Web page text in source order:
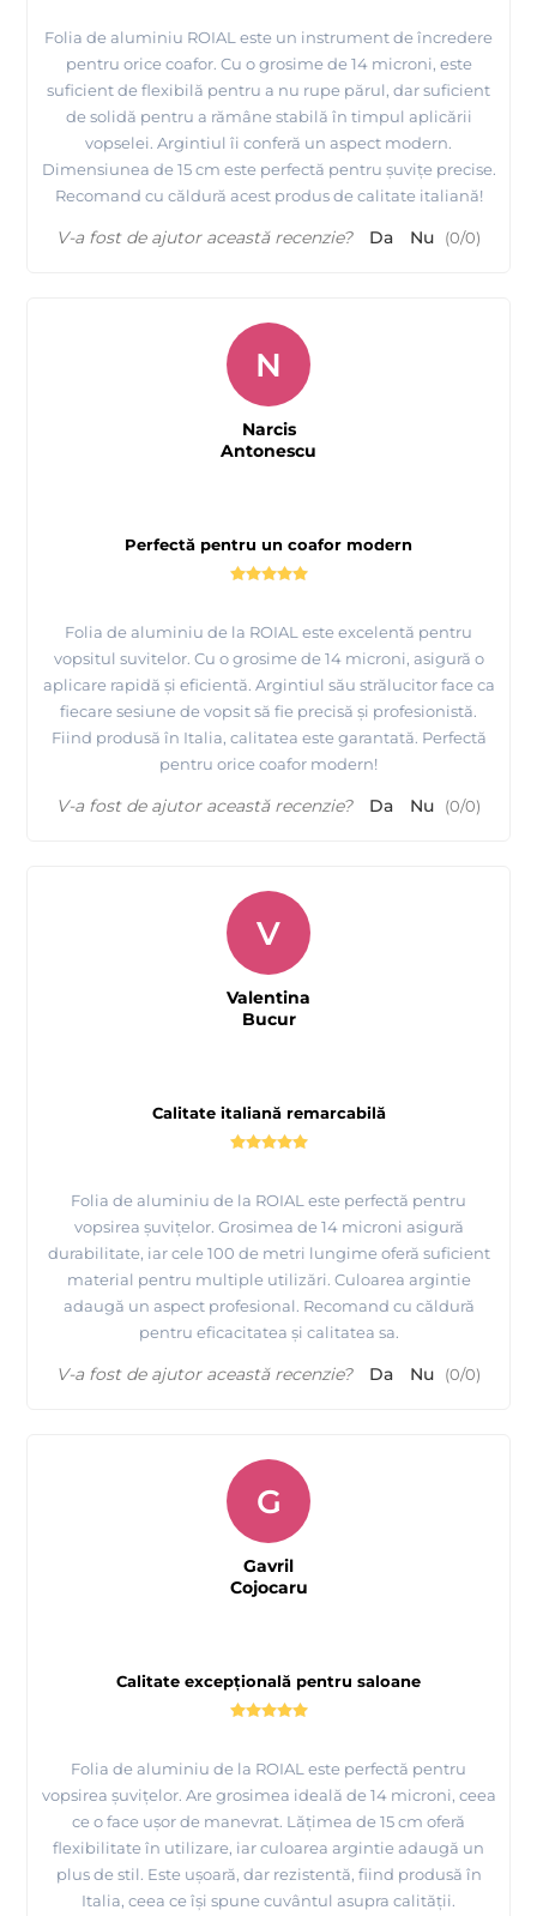
Folia de aluminiu ROIAL este un instrument de încredere
pentru orice coafor. Cu o grosime de 14 microni, este
suficient de flexibilă pentru a nu rupe părul, dar suficient
de solidă pentru a rămâne stabilă în timpul aplicării
vopselei. Argintiul îi conferă un aspect modern.
Dimensiunea de 15 cm este perfectă pentru șuvițe precise.
Recomand cu căldură acest produs de calitate italiană!
V-a fost de ajutor această recenzie? Da Nu (0/0)
Perfectă pentru un coafor modern
Folia de aluminiu de la ROIAL este excelentă pentru
vopsitul suvitelor. Cu o grosime de 14 microni, asigură o
aplicare rapidă și eficientă. Argintiul său strălucitor face ca
fiecare sesiune de vopsit să fie precisă și profesionistă.
Fiind produsă în Italia, calitatea este garantată. Perfectă
pentru orice coafor modern!
N
Narcis
Antonescu
V-a fost de ajutor această recenzie? Da Nu (0/0)
Calitate italiană remarcabilă
Folia de aluminiu de la ROIAL este perfectă pentru
vopsirea șuvițelor. Grosimea de 14 microni asigură
durabilitate, iar cele 100 de metri lungime oferă suficient
material pentru multiple utilizări. Culoarea argintie
adaugă un aspect profesional. Recomand cu căldură
pentru eficacitatea și calitatea sa.
V
Valentina
Bucur
V-a fost de ajutor această recenzie? Da Nu (0/0)
Calitate excepțională pentru saloane
Folia de aluminiu de la ROIAL este perfectă pentru
vopsirea șuvițelor. Are grosimea ideală de 14 microni, ceea
ce o face ușor de manevrat. Lățimea de 15 cm oferă
flexibilitate în utilizare, iar culoarea argintie adaugă un
plus de stil. Este ușoară, dar rezistentă, fiind produsă în
Italia, ceea ce își spune cuvântul asupra calității.
G
Gavril
Cojocaru